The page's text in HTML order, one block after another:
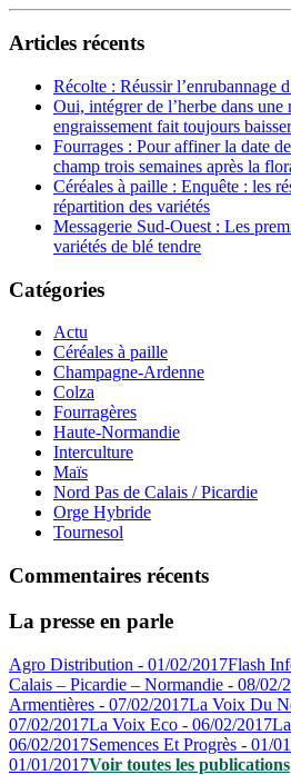
Articles récents
Récolte : Réussir l’enrubannage
Oui, intégrer de l’herbe dans une
engraissement fait toujours
Fourrages : Pour affiner la date
champ trois semaines après la
Céréales à paille : Enquête : les
répartition des variétés
Messagerie Sud-Ouest : Les
variétés de blé tendre
Catégories
Actu
Céréales à paille
Champagne-Ardenne
Colza
Fourragères
Haute-Normandie
Interculture
Maïs
Nord Pas de Calais / Picardie
Orge Hybride
Tournesol
Commentaires récents
La presse en parle
Agro Distribution - 01/02/2017Flash
Calais – Picardie – Normandie - 08/02/
Armentières - 07/02/2017La Voix Du
07/02/2017La Voix Eco - 06/02/2017
06/02/2017Semences Et Progrès - 01/
01/01/2017Voir toutes les publications